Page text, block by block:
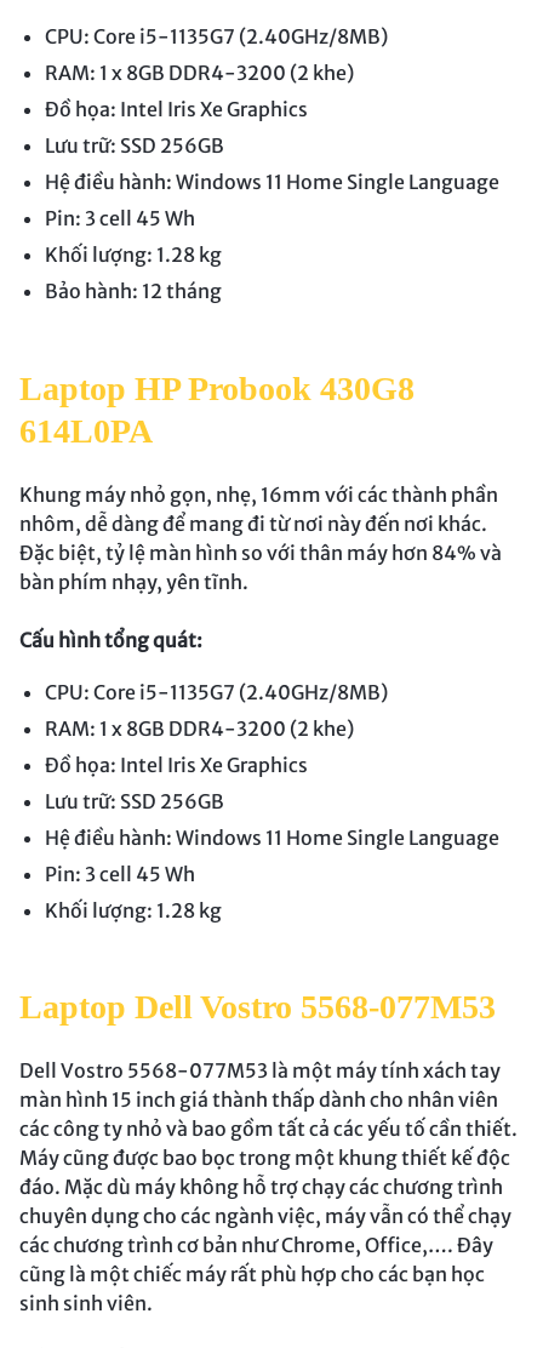
CPU: Core i5-1135G7 (2.40GHz/8MB)
RAM: 1 x 8GB DDR4-3200 (2 khe)
Đồ họa: Intel Iris Xe Graphics
Lưu trữ: SSD 256GB
Hệ điều hành: Windows 11 Home Single Language
Pin: 3 cell 45 Wh
Khối lượng: 1.28 kg
Bảo hành: 12 tháng
Laptop HP Probook 430G8
614L0PA
Khung máy nhỏ gọn, nhẹ, 16mm với các thành phần
nhôm, dễ dàng để mang đi từ nơi này đến nơi khác.
Đặc biệt, tỷ lệ màn hình so với thân máy hơn 84% và
bàn phím nhạy, yên tĩnh.
Cấu hình tổng quát:
CPU: Core i5-1135G7 (2.40GHz/8MB)
RAM: 1 x 8GB DDR4-3200 (2 khe)
Đồ họa: Intel Iris Xe Graphics
Lưu trữ: SSD 256GB
Hệ điều hành: Windows 11 Home Single Language
Pin: 3 cell 45 Wh
Khối lượng: 1.28 kg
Laptop Dell Vostro 5568-077M53
Dell Vostro 5568-077M53 là một máy tính xách tay
màn hình 15 inch giá thành thấp dành cho nhân viên
các công ty nhỏ và bao gồm tất cả các yếu tố cần thiết.
Máy cũng được bao bọc trong một khung thiết kế độc
đáo. Mặc dù máy không hỗ trợ chạy các chương trình
chuyên dụng cho các ngành việc, máy vẫn có thể chạy
các chương trình cơ bản như Chrome, Office,…. Đây
cũng là một chiếc máy rất phù hợp cho các bạn học
sinh sinh viên.